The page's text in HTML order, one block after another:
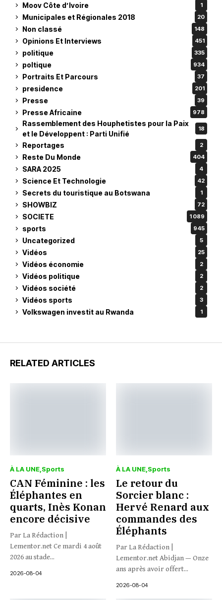
Moov Côte d’Ivoire 1
Municipales et Régionales 2018 20
Non classé 148
Opinions Et Interviews 451
politique 335
poltique 934
Portraits Et Parcours 37
presidence 201
Presse 39
Presse Africaine 978
Rassemblement des Houphetistes pour la Paix
et le Développent : Parti Unifié
18
Reportages 2
Reste Du Monde 404
SARA 2025 4
Science Et Technologie 42
Secrets du touristique au Botswana 1
SHOWBIZ 72
SOCIETE 1 089
sports 945
Uncategorized 5
Vidéos 25
Vidéos économie 2
Vidéos politique 2
Vidéos société 2
Vidéos sports 3
Volkswagen investit au Rwanda 1
RELATED ARTICLES
À LA UNE Sports
CAN Féminine : les
Éléphantes en
quarts, Inès Konan
encore décisive
Par La Rédaction |
Lementor.net Ce mardi 4 août
2026 au stade...
2026-08-04
À LA UNE Sports
Le retour du
Sorcier blanc :
Hervé Renard aux
commandes des
Éléphants
Par La Rédaction |
Lementor.net Abidjan — Onze
ans après avoir offert...
2026-08-04